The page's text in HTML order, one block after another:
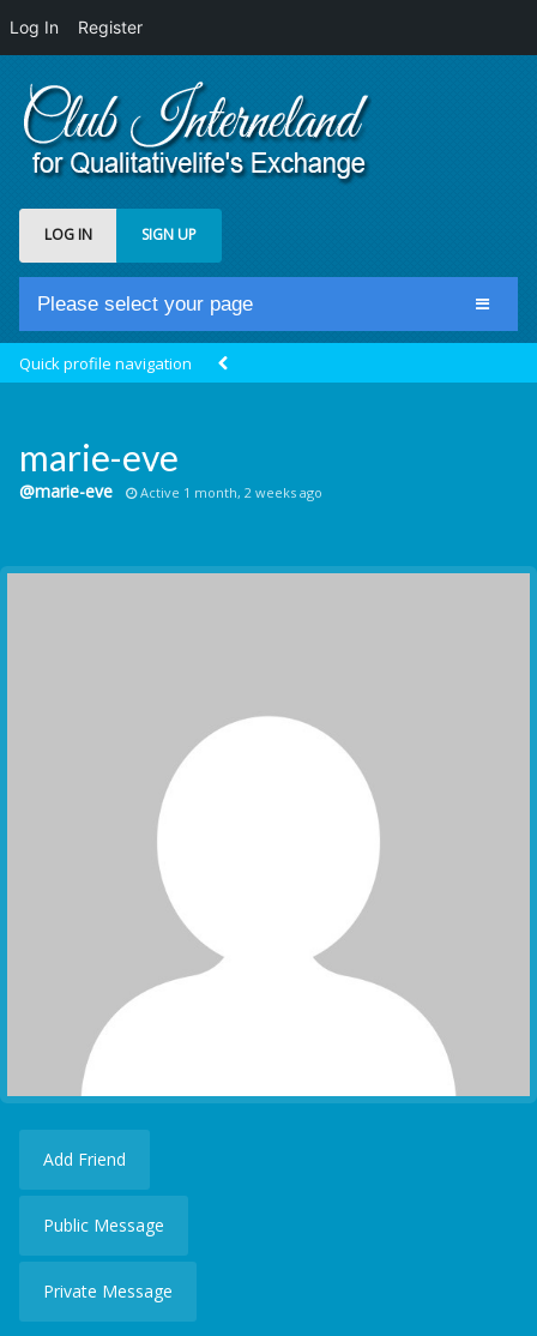
Log In Register
LOG IN SIGN UP
Please select your page
Groups
Communication Point
Quick profile navigation
marie-eve
@marie-eve Active 1 month, 2 weeks ago
Add Friend
Public Message
Private Message